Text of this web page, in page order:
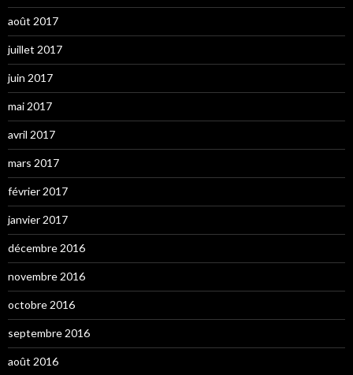
août 2017
juillet 2017
juin 2017
mai 2017
avril 2017
mars 2017
février 2017
janvier 2017
décembre 2016
novembre 2016
octobre 2016
septembre 2016
août 2016